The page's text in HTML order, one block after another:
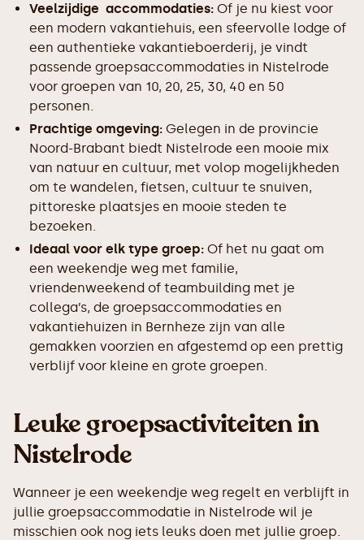
Veelzijdige accommodaties: Of je nu kiest voor
een modern vakantiehuis, een sfeervolle lodge of
een authentieke vakantieboerderij, je vindt
passende groepsaccommodaties in Nistelrode
voor groepen van 10, 20, 25, 30, 40 en 50
personen.
Prachtige omgeving: Gelegen in de provincie
Noord-Brabant biedt Nistelrode een mooie mix
van natuur en cultuur, met volop mogelijkheden
om te wandelen, fietsen, cultuur te snuiven,
pittoreske plaatsjes en mooie steden te
bezoeken.
Ideaal voor elk type groep: Of het nu gaat om
een weekendje weg met familie,
vriendenweekend of teambuilding met je
collega’s, de groepsaccommodaties en
vakantiehuizen in Bernheze zijn van alle
gemakken voorzien en afgestemd op een prettig
verblijf voor kleine en grote groepen.
Leuke groepsactiviteiten in
Nistelrode
Wanneer je een weekendje weg regelt en verblijft in
jullie groepsaccommodatie in Nistelrode wil je
misschien ook nog iets leuks doen met jullie groep.